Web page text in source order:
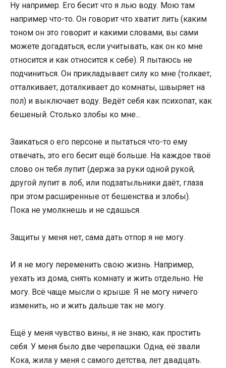
Ну например. Его бесит что я лью воду. Мою там
например что-то. Он говорит что хватит лить (каким
тоном он это говорит и какими словами, вы сами
можете догадаться, если учитывать, как он ко мне
относится и как относится к себе). Я пытаюсь не
подчиниться. Он прикладывает силу ко мне (толкает,
отталкивает, доталкивает до комнаты, швыряет на
пол) и выключает воду. Ведёт себя как психопат, как
бешеный. Столько злобы ко мне...
Заикаться о его персоне и пытаться что-то ему
отвечать, это его бесит ещё больше. На каждое твоё
слово он тебя лупит (держа за руки одной рукой,
другой лупит в лоб, или подзатыльники даёт, глаза
при этом расширенные от бешенства и злобы).
Пока не умолкнешь и не сдашься.
Защиты у меня нет, сама дать отпор я не могу.
И я не могу переменить свою жизнь. Например,
уехать из дома, снять комнату и жить отдельно. Не
могу. Всё чаще мысли о крыше. Я не могу ничего
изменить, но и жить дальше так не могу.
Ещё у меня чувство вины, я не знаю, как простить
себя. У меня было две черепашки. Одна, её звали
Кока, жила у меня с самого детства, лет двадцать.